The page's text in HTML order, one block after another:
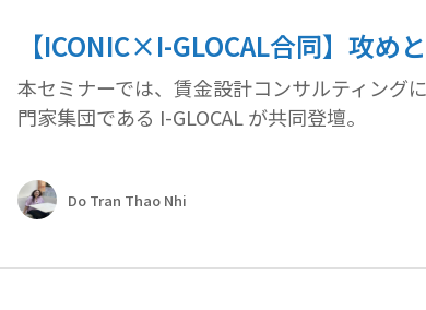
【ICONIC×I-GLOCAL合同】攻め
本セミナーでは、賃金設計コンサルティング
門家集団である I-GLOCAL が共同登壇。
Do Tran Thao Nhi